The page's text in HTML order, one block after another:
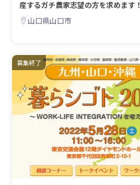
産するガチ農家志望の方を求めます！
山口県山口市
募集終了